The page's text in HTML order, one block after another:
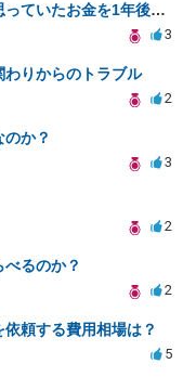
ダブル不倫・借金・手切れ金だと思っていたお金を1年後いまさら脅迫罪として通知書が来てまとめて請求
3
わりからのトラブル
2
か？
3
2
るのか？
2
頼する費用相場は？
5